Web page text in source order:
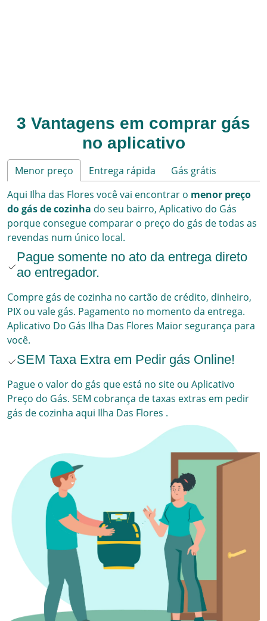
3 Vantagens em comprar gás
no aplicativo
Menor preço Entrega rápida
Gás grátis
Aqui Ilha das Flores você vai encontrar o menor preço
do gás de cozinha do seu bairro, Aplicativo do Gás
porque consegue comparar o preço do gás de todas as
revendas num único local.
Pague somente no ato da entrega direto
ao entregador.
Compre gás de cozinha no cartão de crédito, dinheiro,
PIX ou vale gás. Pagamento no momento da entrega.
Aplicativo Do Gás Ilha Das Flores Maior segurança para
você.
SEM Taxa Extra em Pedir gás Online!
Pague o valor do gás que está no site ou Aplicativo
Preço do Gás. SEM cobrança de taxas extras em pedir
gás de cozinha aqui Ilha Das Flores .